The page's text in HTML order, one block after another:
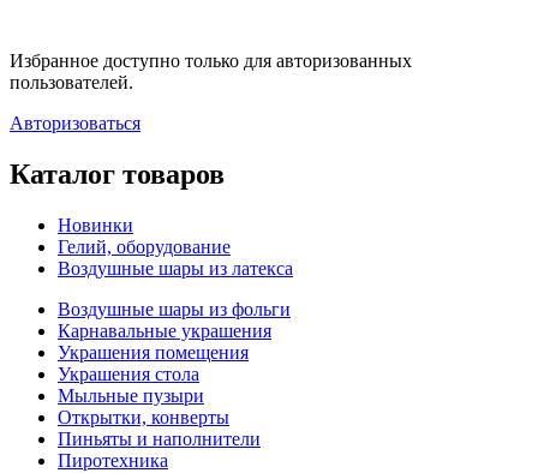
Избранное доступно только для авторизованных
пользователей.
Авторизоваться
Каталог товаров
Новинки
Гелий, оборудование
Воздушные шары из латекса
Воздушные шары из фольги
Карнавальные украшения
Украшения помещения
Украшения стола
Мыльные пузыри
Открытки, конверты
Пиньяты и наполнители
Пиротехника